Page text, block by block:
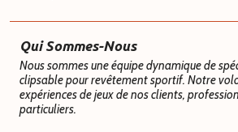
Qui Sommes-Nous
Nous sommes une équipe dynamique de
clipsable pour revêtement sportif. Notre
expériences de jeux de nos clients,
particuliers.